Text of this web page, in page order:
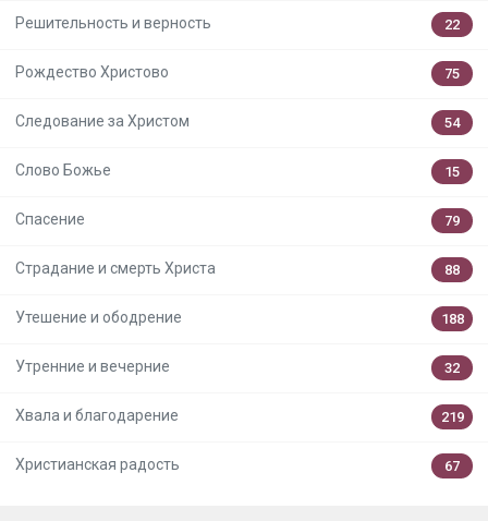
Решительность и верность 22
Рождество Христово 75
Следование за Христом 54
Слово Божье 15
Спасение 79
Страдание и смерть Христа 88
Утешение и ободрение 188
Утренние и вечерние 32
Хвала и благодарение 219
Христианская радость 67